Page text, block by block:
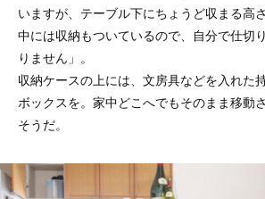
いますが、テーブル下にちょうど収まる高
中には収納もついているので、自分で仕切
りません」。
収納ケースの上には、文房具などを入れた
ボックスを。家中どこへでもそのまま移動
そうだ。